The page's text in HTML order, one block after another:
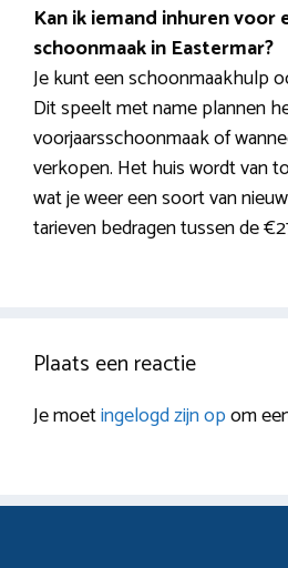
Kan ik iemand inhuren voor
schoonmaak in Eastermar?
Je kunt een schoonmaakhulp
Dit speelt met name plannen
voorjaarsschoonmaak of
verkopen. Het huis wordt van
wat je weer een soort van
tarieven bedragen tussen de
Plaats een reactie
Je moetingelogd zijn opom